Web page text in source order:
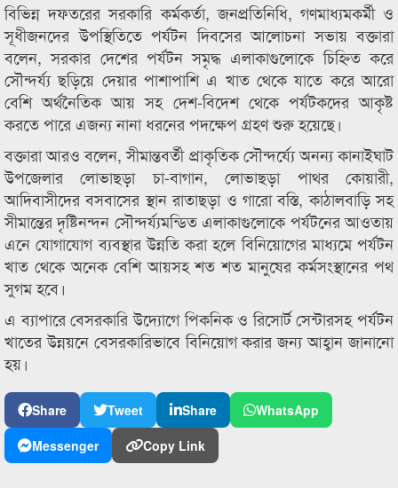
বিভিন্ন দফতরের সরকারি কর্মকর্তা, জনপ্রতিনিধি, গণমাধ্যমকর্মী ও
সূধীজনদের উপস্থিতিতে পর্যটন দিবসের আলোচনা সভায় বক্তারা
বলেন, সরকার দেশের পর্যটন সমৃদ্ধ এলাকাগুলোকে চিহ্নিত করে
সৌন্দর্য্য ছড়িয়ে দেয়ার পাশাপাশি এ খাত থেকে যাতে করে আরো
বেশি অর্থনৈতিক আয় সহ দেশ-বিদেশ থেকে পর্যটকদের আকৃষ্ট
করতে পারে এজন্য নানা ধরনের পদক্ষেপ গ্রহণ শুরু হয়েছে।
বক্তারা আরও বলেন, সীমান্তবর্তী প্রাকৃতিক সৌন্দর্য্যে অনন্য কানাইঘাট
উপজেলার লোভাছড়া চা-বাগান, লোভাছড়া পাথর কোয়ারী,
আদিবাসীদের বসবাসের স্থান রাতাছড়া ও গারো বস্তি, কাঠালবাড়ি সহ
সীমান্তের দৃষ্টিনন্দন সৌন্দর্য্যমন্ডিত এলাকাগুলোকে পর্যটনের আওতায়
এনে যোগাযোগ ব্যবস্থার উন্নতি করা হলে বিনিয়োগের মাধ্যমে পর্যটন
খাত থেকে অনেক বেশি আয়সহ শত শত মানুষের কর্মসংস্থানের পথ
সুগম হবে।
এ ব্যাপারে বেসরকারি উদ্যোগে পিকনিক ও রিসোর্ট সেন্টারসহ পর্যটন
খাতের উন্নয়নে বেসরকারিভাবে বিনিয়োগ করার জন্য আহ্বান জানানো
হয়।
Share Tweet Share
WhatsApp
Messenger
Copy Link